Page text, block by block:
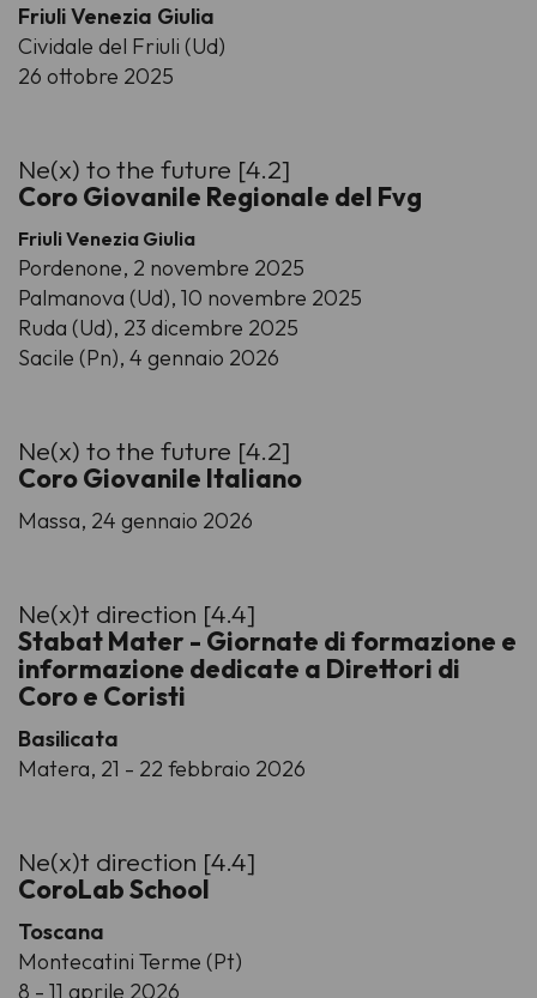
Friuli Venezia Giulia
Cividale del Friuli (Ud)
26 ottobre 2025
Ne(x) to the future [4.2]
Coro Giovanile Regionale del Fvg
Friuli Venezia Giulia
Pordenone, 2 novembre 2025
Palmanova (Ud), 10 novembre 2025
Ruda (Ud), 23 dicembre 2025
Sacile (Pn), 4 gennaio 2026
Ne(x) to the future [4.2]
Coro Giovanile Italiano
Massa, 24 gennaio 2026
Ne(x)t direction [4.4]
Stabat Mater - Giornate di formazione e
informazione dedicate a Direttori di
Coro e Coristi
Basilicata
Matera, 21 - 22 febbraio 2026
Ne(x)t direction [4.4]
CoroLab School
Toscana
Montecatini Terme (Pt)
8 - 11 aprile 2026